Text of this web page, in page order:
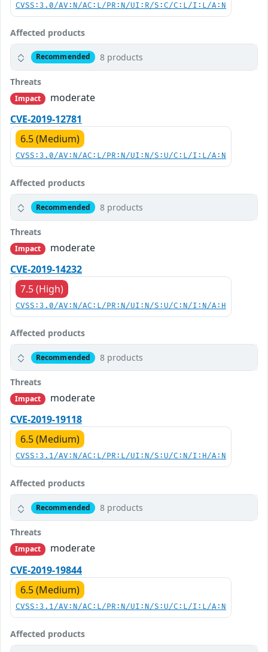
CVSS:3.0/AV:N/AC:L/PR:N/UI:R/S:C/C:L/I:L/A:N
Affected products
Recommended 8 products
Threats
Impact
moderate
CVE-2019-12781
6.5 (Medium)
CVSS:3.0/AV:N/AC:L/PR:N/UI:N/S:U/C:L/I:L/A:N
Affected products
Recommended 8 products
Threats
Impact
moderate
CVE-2019-14232
7.5 (High)
CVSS:3.0/AV:N/AC:L/PR:N/UI:N/S:U/C:N/I:N/A:H
Affected products
Recommended 8 products
Threats
Impact
moderate
CVE-2019-19118
6.5 (Medium)
CVSS:3.1/AV:N/AC:L/PR:L/UI:N/S:U/C:N/I:H/A:N
Affected products
Recommended 8 products
Threats
Impact
moderate
CVE-2019-19844
6.5 (Medium)
CVSS:3.1/AV:N/AC:L/PR:N/UI:N/S:U/C:L/I:L/A:N
Affected products